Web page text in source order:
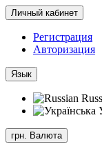
Личный кабинет
Регистрация
Авторизация
Язык
грн. Валюта